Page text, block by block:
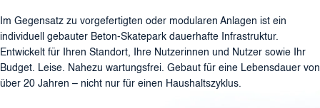
Im Gegensatz zu vorgefertigten oder modularen Anlagen ist ein
individuell gebauter Beton-Skatepark dauerhafte Infrastruktur.
Entwickelt für Ihren Standort, Ihre Nutzerinnen und Nutzer sowie Ihr
Budget. Leise. Nahezu wartungsfrei. Gebaut für eine Lebensdauer von
über 20 Jahren – nicht nur für einen Haushaltszyklus.